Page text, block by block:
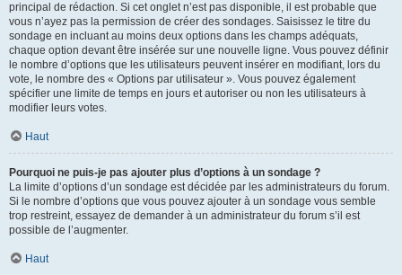
principal de rédaction. Si cet onglet n’est pas disponible, il est probable que
vous n’ayez pas la permission de créer des sondages. Saisissez le titre du
sondage en incluant au moins deux options dans les champs adéquats,
chaque option devant être insérée sur une nouvelle ligne. Vous pouvez définir
le nombre d’options que les utilisateurs peuvent insérer en modifiant, lors du
vote, le nombre des « Options par utilisateur ». Vous pouvez également
spécifier une limite de temps en jours et autoriser ou non les utilisateurs à
modifier leurs votes.
Haut
Pourquoi ne puis-je pas ajouter plus d’options à un sondage ?
La limite d’options d’un sondage est décidée par les administrateurs du forum.
Si le nombre d’options que vous pouvez ajouter à un sondage vous semble
trop restreint, essayez de demander à un administrateur du forum s’il est
possible de l’augmenter.
Haut